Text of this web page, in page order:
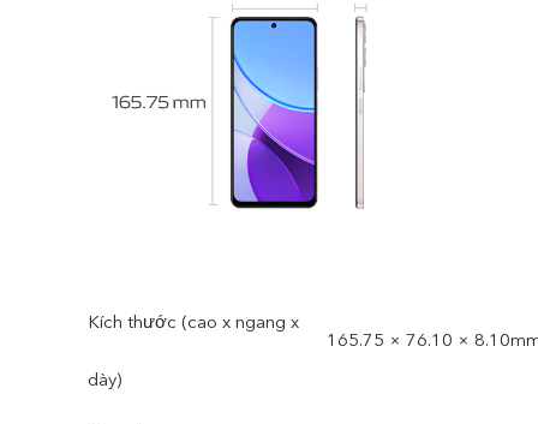
Kích thước (cao x ngang x
dày)
165.75 × 76.10 ×